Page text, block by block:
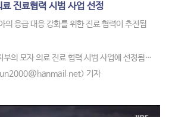
제주대병원, 모자의료 진료협력 시범 사업 선정
의 응급 대응 강화를 위한 진료 협력이 추진됩
의 모자 의료 진료 협력 시범 사업에 선정됨에
의 협력 체계를 강화한다고 밝혔습니다.
기자